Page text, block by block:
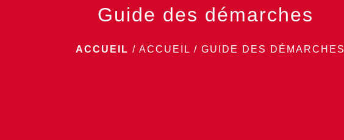
Guide des démarches
ACCUEIL / ACCUEIL / GUIDE DES DÉMARCHES